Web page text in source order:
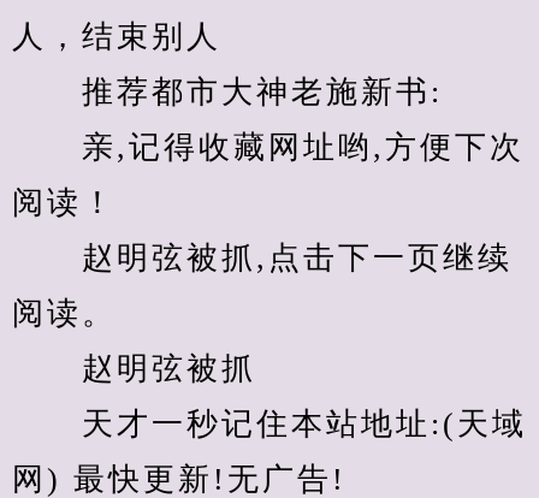
人，结束别人
推荐都市大神老施新书:
亲,记得收藏网址哟,方便下次
阅读！
赵明弦被抓,点击下一页继续
阅读。
赵明弦被抓
天才一秒记住本站地址:(天域
网) 最快更新!无广告!